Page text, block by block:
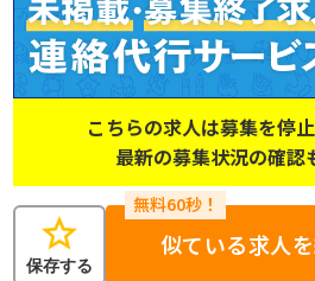
こちらの求人は募集を停止
最新の募集状況の確認
star
保存する
似ている求人